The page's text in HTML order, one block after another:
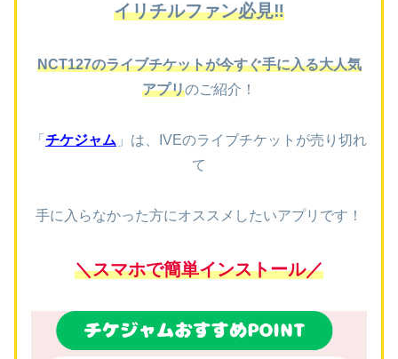
イリチルファン必見‼
NCT127のライブチケットが今すぐ手に入る大人気
アプリのご紹介！
「 チケジャム 」は、 IVEのライブチケットが売り切れ
て
手に入らなかった方にオススメしたいアプリです！
＼スマホで簡単インストール／